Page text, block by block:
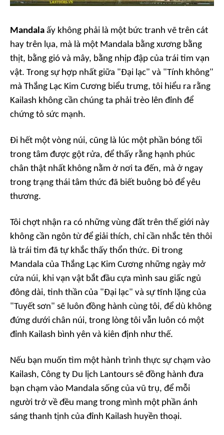
Mandala ấy không phải là một bức tranh vẽ trên cát
hay trên lụa, mà là một Mandala bằng xương bằng
thịt, bằng gió và mây, bằng nhịp đập của trái tim vạn
vật. Trong sự hợp nhất giữa "Đại lạc" và "Tính không"
mà Thắng Lạc Kim Cương biểu trưng, tôi hiểu ra rằng
Kailash không cần chúng ta phải trèo lên đỉnh để
chứng tỏ sức mạnh.
Đi hết một vòng núi, cũng là lúc một phần bóng tối
trong tâm được gột rửa, để thấy rằng hạnh phúc
chân thật nhất không nằm ở nơi ta đến, mà ở ngay
trong trạng thái tâm thức đã biết buông bỏ để yêu
thương.
Tôi chợt nhận ra có những vùng đất trên thế giới này
không cần ngôn từ để giải thích, chỉ cần nhắc tên thôi
là trái tim đã tự khắc thấy thổn thức. Đi trong
Mandala của Thắng Lạc Kim Cương những ngày mở
cửa núi, khi vạn vật bắt đầu cựa mình sau giấc ngủ
đông dài, tinh thần của "Đại lạc" và sự tĩnh lặng của
"Tuyết sơn" sẽ luôn đồng hành cùng tôi, để dù không
đứng dưới chân núi, trong lòng tôi vẫn luôn có một
đỉnh Kailash bình yên và kiên định như thế.
Nếu bạn muốn tìm một hành trình thực sự chạm vào
Kailash, Công ty Du lịch Lantours sẽ đồng hành đưa
bạn chạm vào Mandala sống của vũ trụ, để mỗi
người trở về đều mang trong mình một phần ánh
sáng thanh tịnh của đỉnh Kailash huyền thoại.